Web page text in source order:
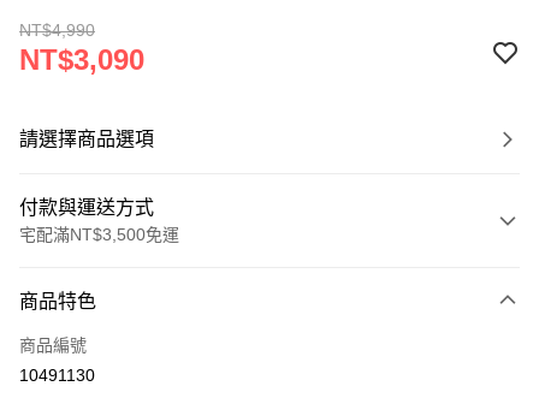
NT$4,990
NT$3,090
請選擇商品選項
付款與運送方式
宅配滿NT$3,500免運
信用卡一次付款
ATM付款
商品特色
商品編號
10491130